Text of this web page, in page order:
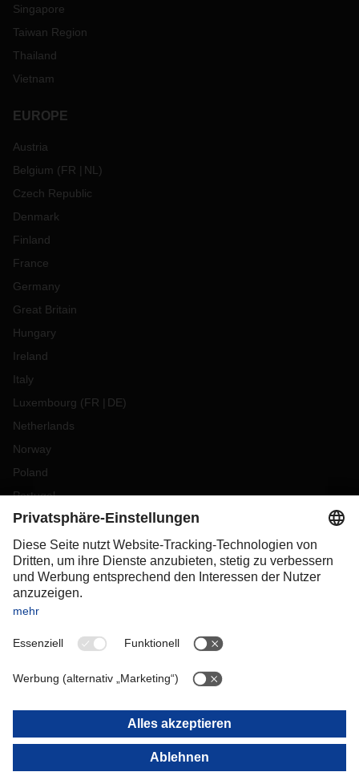
Singapore
Taiwan Region
Thailand
Vietnam
EUROPE
Austria
Belgium (FR NL )
Czech Republic
Denmark
Finland
France
Germany
Great Britain
Hungary
Ireland
Italy
Luxembourg (FR DE)
Netherlands
Norway
Poland
Portugal
Romania
Slovakia
Spain
Sweden
Switzerland
OCEANIA